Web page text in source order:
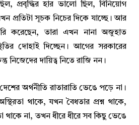
প্রবৃদ্ধির হার ভালো ছিল, বিনিয়োগ
প্রতিটা সূচক নিচের দিকে যাচ্ছে। আর
করেছেন, তারা এখন নানা অজুহাত
দোহাই দিচ্ছেন। আগের সরকারের
নিজেদের দায়িত্ব নিতে রাজি নন।
অর্থনীতি রাতারাতি ভেঙে পড়ে না।
থাকে, যখন বৈধতার প্রশ্ন থাকে,
থাকে না, তখন ধীরে ধীরে সব কিছু ভেঙে